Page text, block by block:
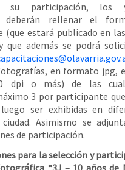
su participación, los
deberán rellenar el
(que estará publicado en
que además se podrá
en formato jpg,
dpi o más) de las
3 por participante
ser exhibidas en
Asimismo se
de participación.
para la selección y